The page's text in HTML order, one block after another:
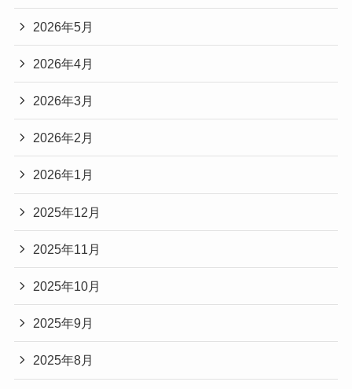
2026年5月
2026年4月
2026年3月
2026年2月
2026年1月
2025年12月
2025年11月
2025年10月
2025年9月
2025年8月